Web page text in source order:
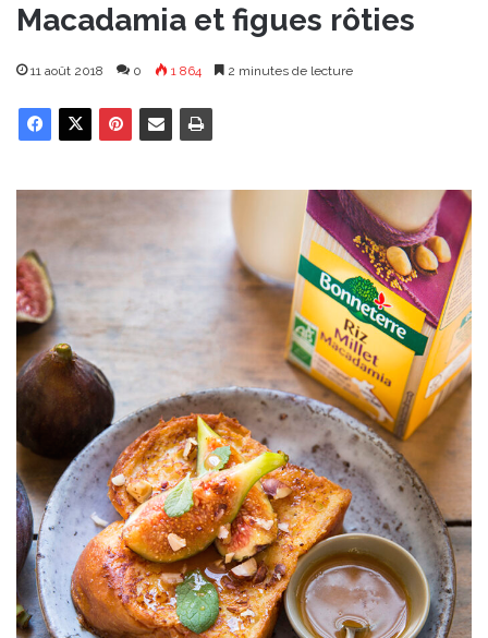
Macadamia et figues rôties
11 août 2018 0 1 864 2 minutes de lecture